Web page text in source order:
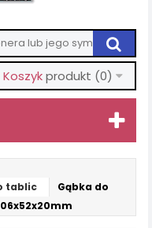
Koszykprodukt (0)
tablic
Gąbka do